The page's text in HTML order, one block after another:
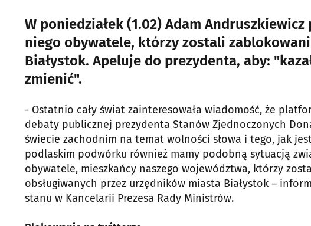
W poniedziałek (1.02) Adam
niego obywatele, którzy zostali
Białystok. Apeluje do prezydenta, aby:
zmienić".
- Ostatnio cały świat zainteresowała wiadomość, że
debaty publicznej prezydenta Stanów Zjednoczonych
świecie zachodnim na temat wolności słowa i tego, jak
podlaskim podwórku również mamy podobną sytuacją
obywatele, mieszkańcy naszego województwa, którzy
obsługiwanych przez urzędników miasta Białystok –
stanu w Kancelarii Prezesa Rady Ministrów.